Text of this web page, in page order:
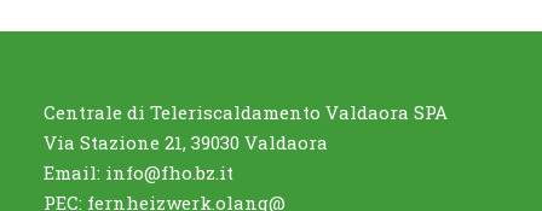
Centrale di Teleriscaldamento Valdaora SPA
Via Stazione 21, 39030 Valdaora
Email: info@fho.bz.it
PEC: fernheizwerk.olang@